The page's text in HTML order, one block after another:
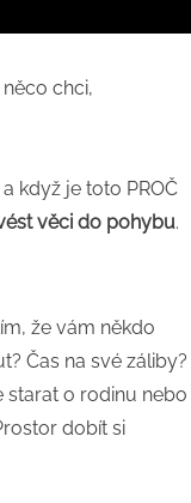
chci,
a když je toto PROČ
věci do pohybu.
že vám někdo
Čas na své záliby?
starat o rodinu nebo
dobít si